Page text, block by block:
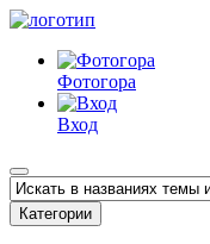
Фотогора
Вход
Категории